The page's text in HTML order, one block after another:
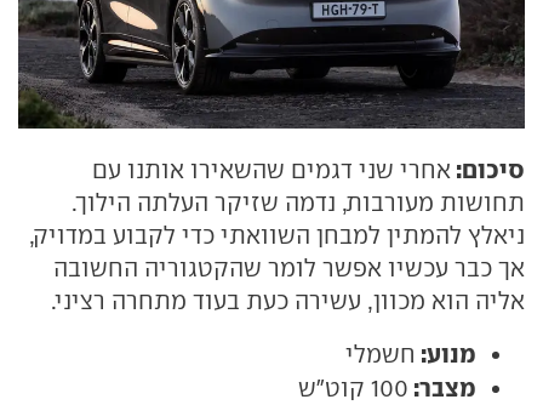
סיכום: אחרי שני דגמים שהשאירו אותנו עם
תחושות מעורבות, נדמה שזיקר העלתה הילוך.
ניאלץ להמתין למבחן השוואתי כדי לקבוע במדויק,
אך כבר עכשיו אפשר לומר שהקטגוריה החשובה
אליה הוא מכוון, עשירה כעת בעוד מתחרה רציני.
מנוע: חשמלי
מצבר: 100 קוט"ש